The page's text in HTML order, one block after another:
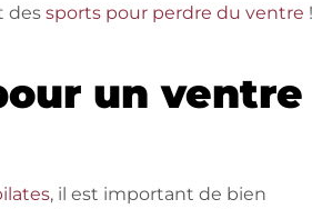
des sports pour perdre du ventre !
un ventre
, il est important de bien